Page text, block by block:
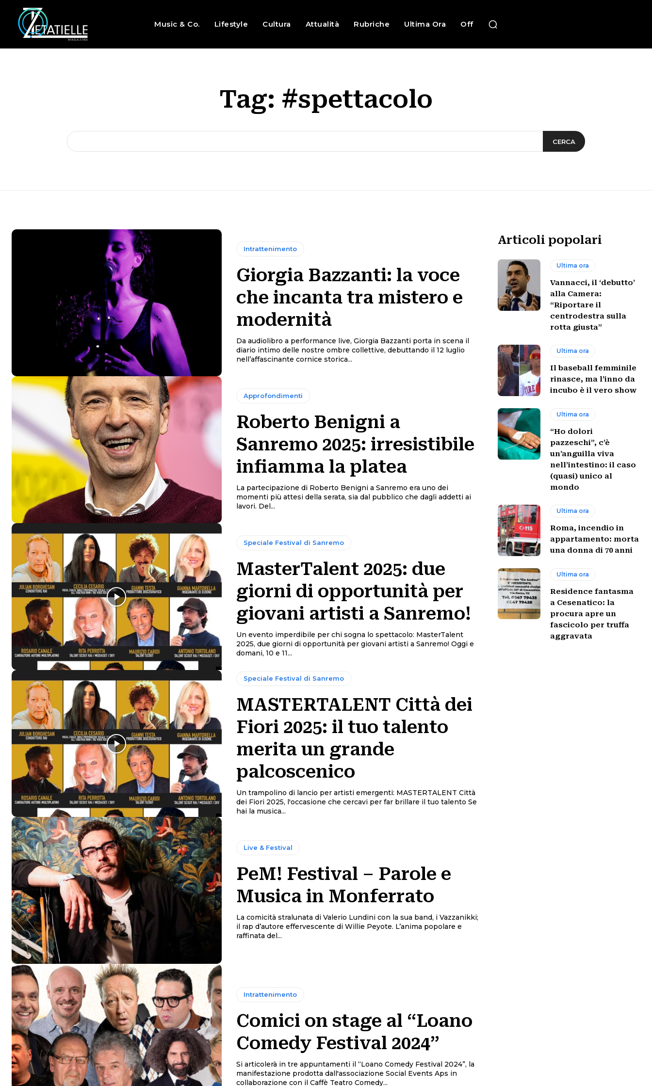
Music & Co. Lifestyle Cultura Attualità Rubriche Ultima Ora Off
Tag: #spettacolo
CERCA
Intrattenimento
Giorgia Bazzanti: la voce
che incanta tra mistero e
modernità
Da audiolibro a performance live, Giorgia Bazzanti porta in scena il
diario intimo delle nostre ombre collettive, debuttando il 12 luglio
nell’affascinante cornice storica...
Approfondimenti
Roberto Benigni a
Sanremo 2025: irresistibile
infiamma la platea
La partecipazione di Roberto Benigni a Sanremo era uno dei
momenti più attesi della serata, sia dal pubblico che dagli addetti ai
lavori. Del...
Speciale Festival di Sanremo
MasterTalent 2025: due
giorni di opportunità per
giovani artisti a Sanremo!
Un evento imperdibile per chi sogna lo spettacolo: MasterTalent
2025, due giorni di opportunità per giovani artisti a Sanremo! Oggi e
domani, 10 e 11...
Speciale Festival di Sanremo
MASTERTALENT Città dei
Fiori 2025: il tuo talento
merita un grande
palcoscenico
Un trampolino di lancio per artisti emergenti: MASTERTALENT Città
dei Fiori 2025, l'occasione che cercavi per far brillare il tuo talento Se
hai la musica...
Live & Festival
PeM! Festival – Parole e
Musica in Monferrato
La comicità stralunata di Valerio Lundini con la sua band, i Vazzanikki;
il rap d’autore effervescente di Willie Peyote. L’anima popolare e
raffinata del...
Intrattenimento
Comici on stage al “Loano
Comedy Festival 2024”
Si articolerà in tre appuntamenti il “Loano Comedy Festival 2024”, la
manifestazione prodotta dall'associazione Social Events Aps in
collaborazione con il Caffè Teatro Comedy...
Articoli popolari
Ultima ora
Vannacci, il ‘debutto’
alla Camera:
“Riportare il
centrodestra sulla
rotta giusta”
Ultima ora
Il baseball femminile
rinasce, ma l’inno da
incubo è il vero show
Ultima ora
“Ho dolori
pazzeschi”, c’è
un’anguilla viva
nell’intestino: il caso
(quasi) unico al
mondo
Ultima ora
Roma, incendio in
appartamento: morta
una donna di 70 anni
Ultima ora
Residence fantasma
a Cesenatico: la
procura apre un
fascicolo per truffa
aggravata